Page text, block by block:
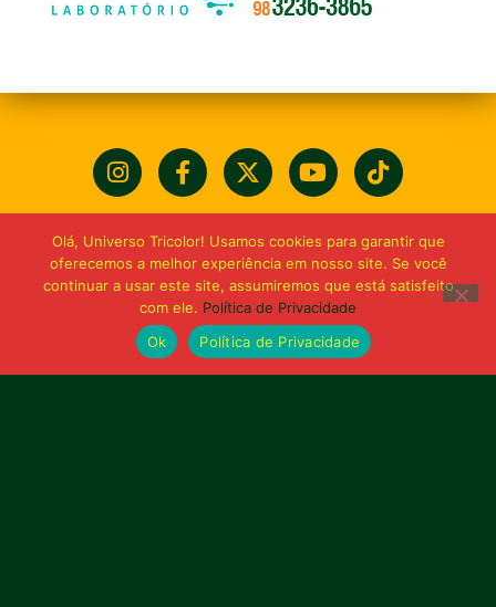
Olá, Universo Tricolor! Usamos cookies para garantir que
oferecemos a melhor experiência em nosso site. Se você
continuar a usar este site, assumiremos que está satisfeito
com ele. Política de Privacidade
Ok
Política de Privacidade